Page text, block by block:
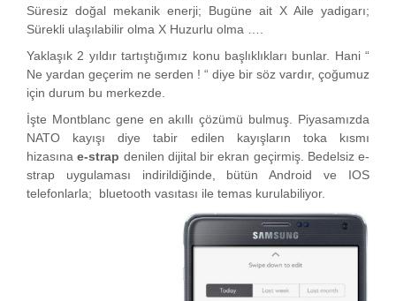
Süresiz doğal mekanik enerji; Bugüne ait X Aile yadigarı;
Sürekli ulaşılabilir olma X Huzurlu olma ….
Yaklaşık 2 yıldır tartıştığımız konu başlıklıkları bunlar. Hani “
Ne yardan geçerim ne serden ! “ diye bir söz vardır, çoğumuz
için durum bu merkezde.
İşte Montblanc gene en akıllı çözümü bulmuş. Piyasamızda
NATO kayışı diye tabir edilen kayışların toka kısmı
hizasınae-strap denilen dijital bir ekran geçirmiş. Bedelsiz e-
strap uygulaması indirildiğinde, bütün Android ve IOS
telefonlarla; bluetooth vasıtası ile temas kurulabiliyor.